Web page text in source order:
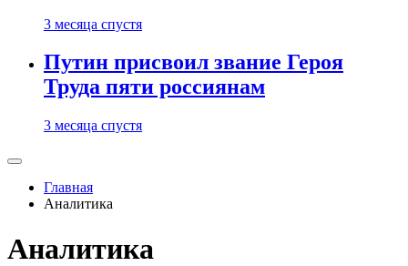
3 месяца спустя
Путин присвоил звание Героя
Труда пяти россиянам
3 месяца спустя
Главная
Аналитика
Аналитика